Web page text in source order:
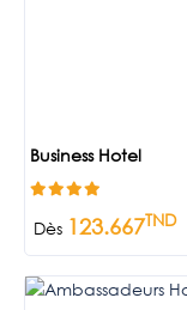
Business Hotel
Dès 123.667TND